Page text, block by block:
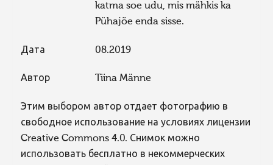
katma soe udu, mis mähkis ka
Pühajõe enda sisse.
Дата 08.2019
Автор Tiina Männe
Этим выбором автор отдает фотографию в
свободное использование на условиях лицензии
Creative Commons 4.0. Снимок можно
использовать бесплатно в некоммерческих